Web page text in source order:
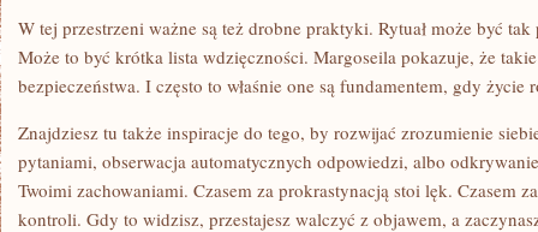
W tej przestrzeni ważne są też drobne praktyki. Rytuał może być
Może to być krótka lista wdzięczności. Margoseila pokazuje, że
bezpieczeństwa. I często to właśnie one są fundamentem, gdy życie
Znajdziesz tu także inspiracje do tego, by rozwijać zrozumienie
pytaniami, obserwacja automatycznych odpowiedzi, albo
Twoimi zachowaniami. Czasem za prokrastynacją stoi lęk. Czasem
kontroli. Gdy to widzisz, przestajesz walczyć z objawem, a